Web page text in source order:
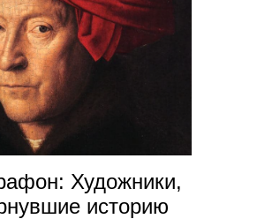
Художники,
историю